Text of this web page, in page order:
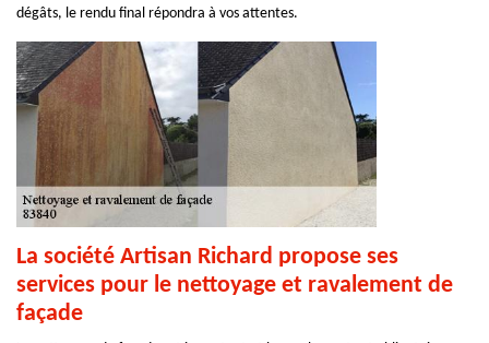
dégâts, le rendu final répondra à vos attentes.
La société Artisan Richard propose ses
services pour le nettoyage et ravalement de
façade